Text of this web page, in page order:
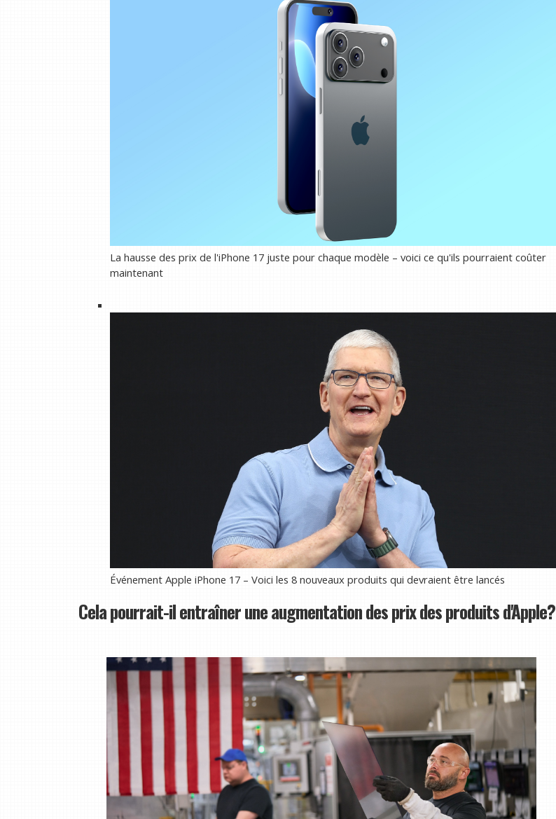
La hausse des prix de l'iPhone 17 juste pour chaque modèle – voici ce qu'ils pourraient coûter
maintenant
Événement Apple iPhone 17 – Voici les 8 nouveaux produits qui devraient être lancés
Cela pourrait-il entraîner une augmentation des prix des produits d'Apple?